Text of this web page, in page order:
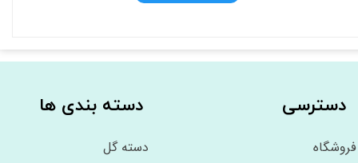
دسترسی
فروشگاه دسته گل
دسته بندی ها